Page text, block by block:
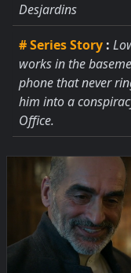
Desjardins
# Series Story :
works in the
phone that never
him into a
Office.